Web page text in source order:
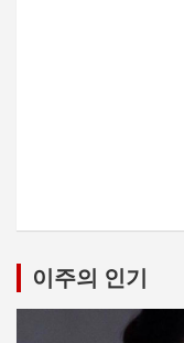
이주의 인기